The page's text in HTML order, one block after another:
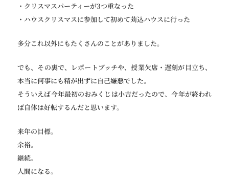
・クリスマスパーティーが3つ重なった
・ハウスクリスマスに参加して初めて苅込ハウスに行った
多分これ以外にもたくさんのことがありました。
でも、その裏で、レポートブッチや、授業欠席・遅刻が目立ち、
本当に何事にも精が出ずに自己嫌悪でした。
そういえば今年最初のおみくじは小吉だったので、今年が終われ
ば自体は好転するんだと思います。
来年の目標。
余裕。
継続。
人間になる。